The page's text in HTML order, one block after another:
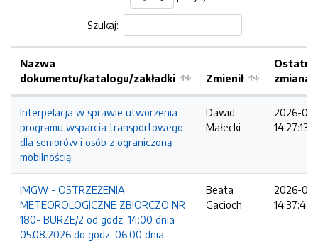
Szukaj:
Nazwa
dokumentu/katalogu/zakładki
Zmienił
zmiana
Interpelacja w sprawie utworzenia
programu wsparcia transportowego
dla seniorów i osób z ograniczoną
mobilnością
Dawid
Małecki
2026-
14:27:13
IMGW - OSTRZEŻENIA
METEOROLOGICZNE ZBIORCZO NR
180- BURZE/2 od godz. 14:00 dnia
05.08.2026 do godz. 06:00 dnia
Beata
Gacioch
2026-
14:37:42